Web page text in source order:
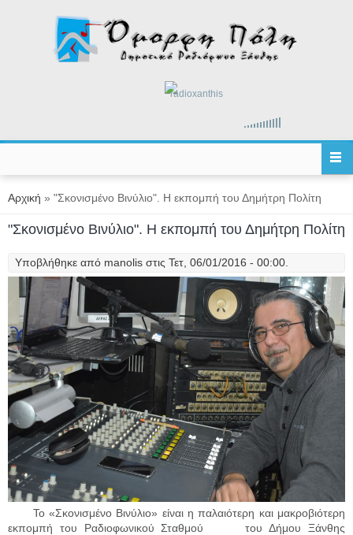
radioxanthis
Είστε εδώ
Αρχική » "Σκονισμένο Βινύλιο". Η εκπομπή του Δημήτρη Πολίτη
"Σκονισμένο Βινύλιο". Η εκπομπή του Δημήτρη Πολίτη
Υποβλήθηκε από manolis στις Τετ, 06/01/2016 - 00:00.
Το «Σκονισμένο Βινύλιο» είναι η παλαιότερη και μακροβιότερη
εκπομπή του Ραδιοφωνικού Σταθμού του Δήμου Ξάνθης